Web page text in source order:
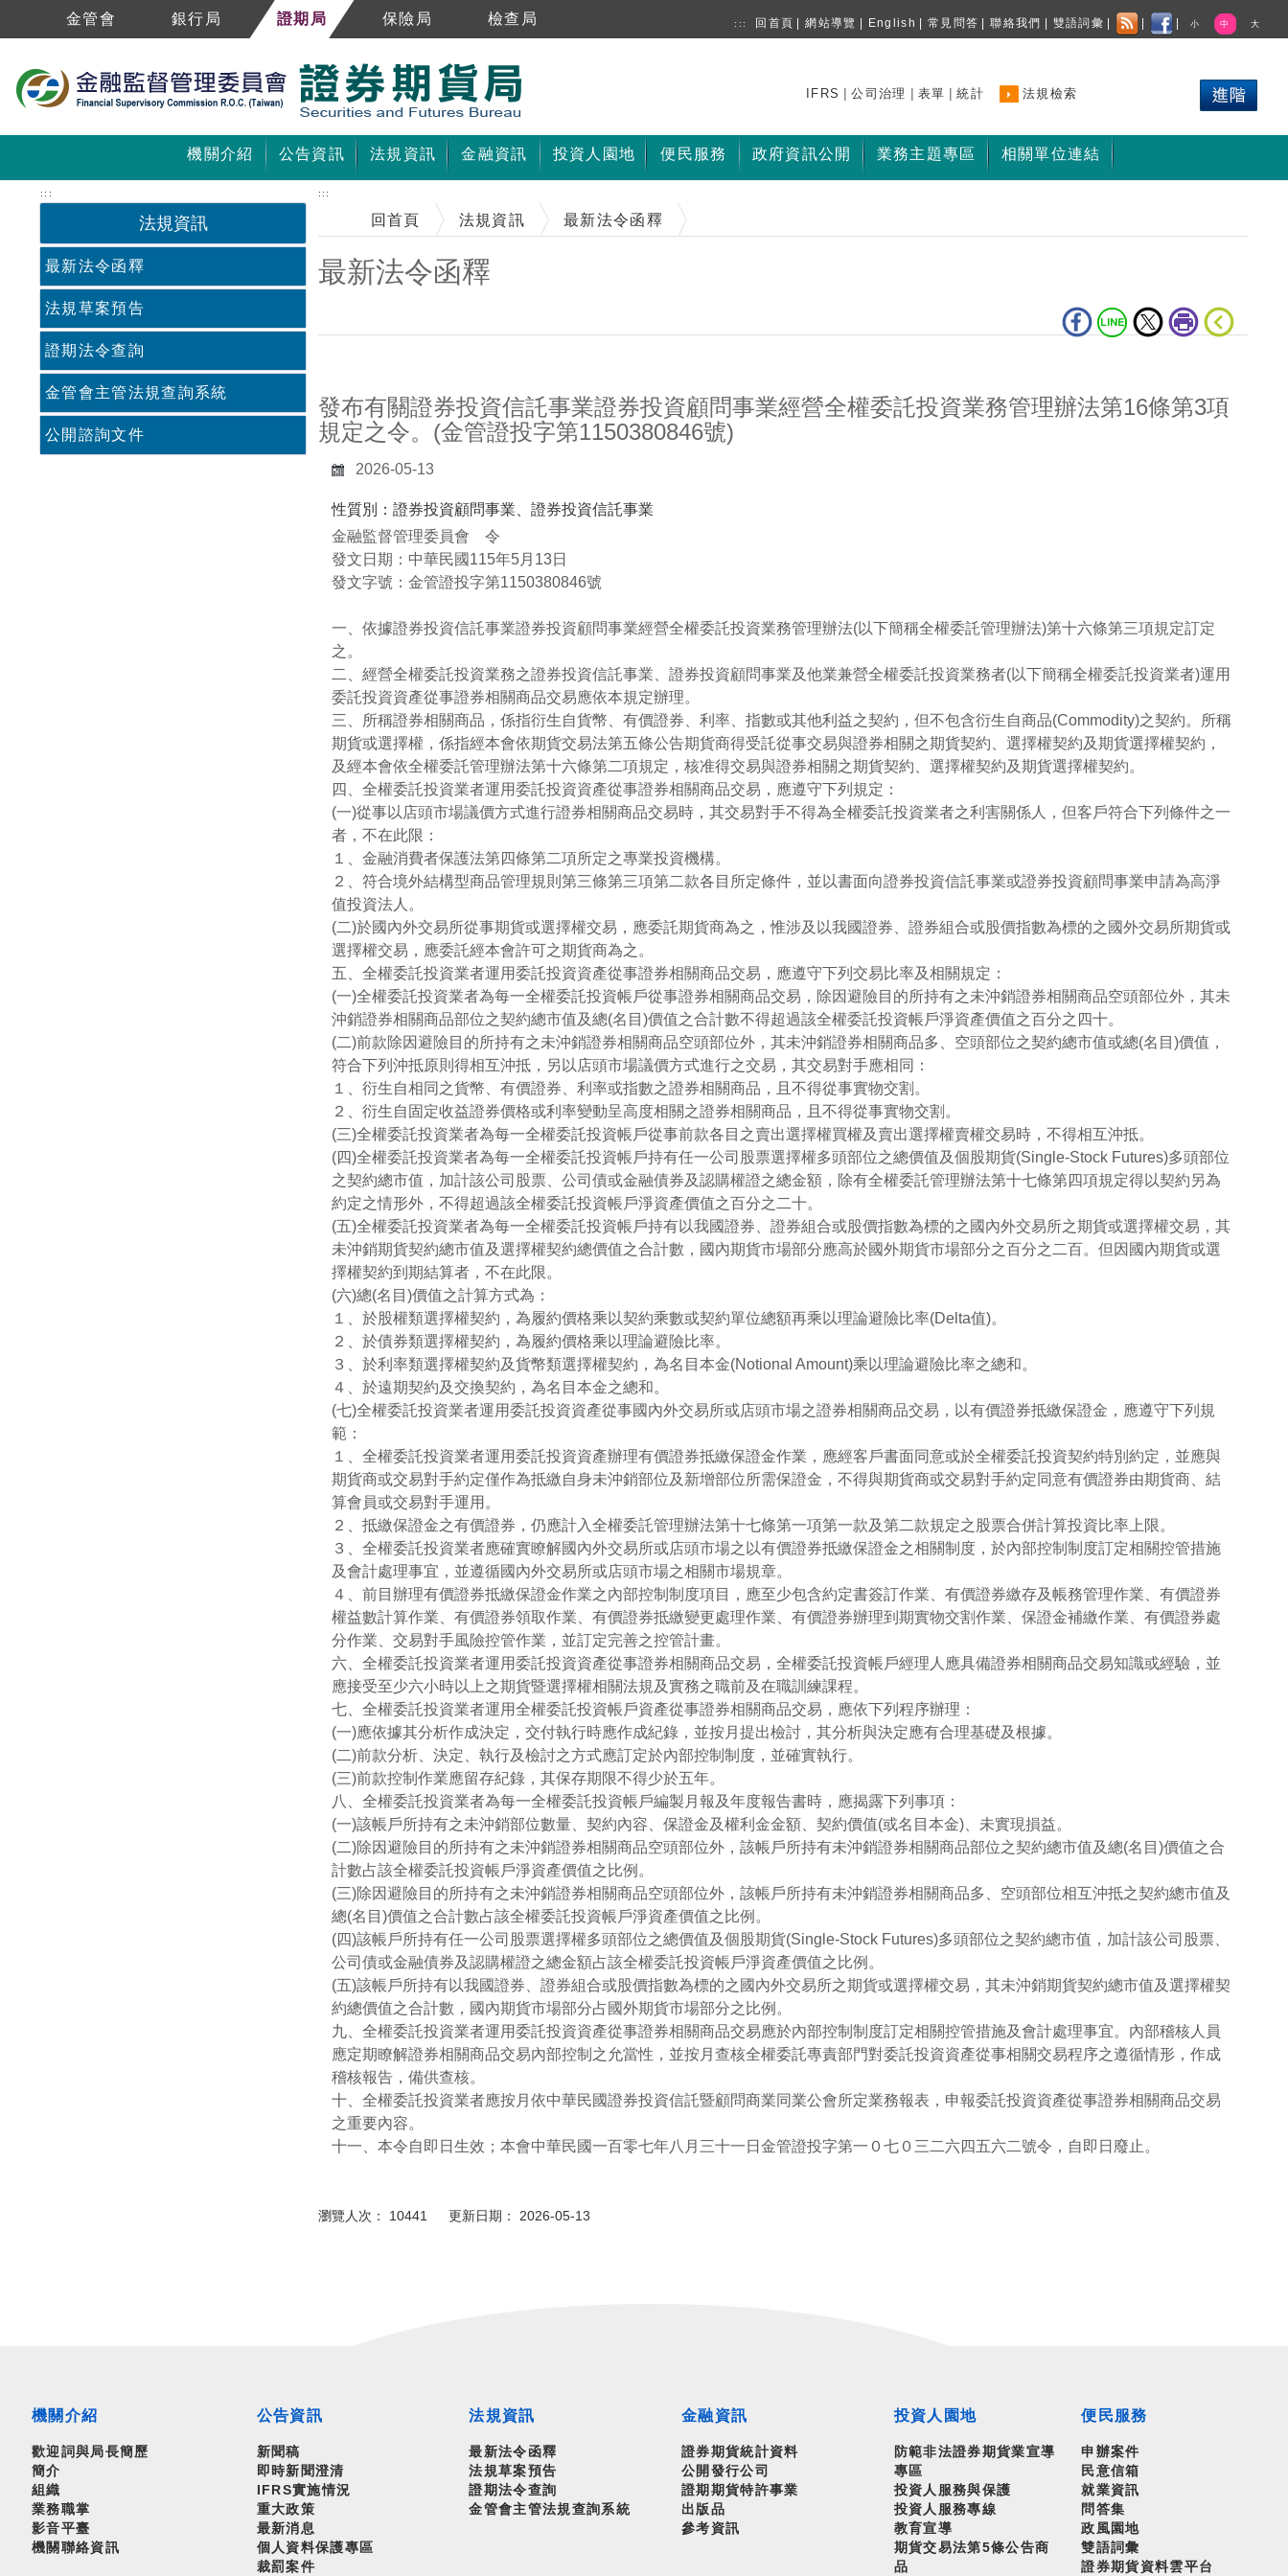
跳到主要內容區塊
金管會 銀行局 證期局 保險局 檢查局 ::: 回首頁 網站導覽 English 常見問答 聯絡我們 雙語詞彙 小 中 大
IFRS |公司治理 | 表單 |統計 法規檢索
機關介紹 公告資訊 法規資訊 金融資訊 投資人園地 便民服務 政府資訊公開 業務主題專區 相關單位連結
:::
法規資訊
最新法令函釋
法規草案預告
證期法令查詢
金管會主管法規查詢系統
公開諮詢文件
:::
回首頁 法規資訊 最新法令函釋
最新法令函釋
發布有關證券投資信託事業證券投資顧問事業經營全權委託投資業務管理辦法第16條第3項
規定之令。(金管證投字第1150380846號)
2026-05-13
性質別：證券投資顧問事業、證券投資信託事業
金融監督管理委員會 令
發文日期：中華民國115年5月13日
發文字號：金管證投字第1150380846號
一、依據證券投資信託事業證券投資顧問事業經營全權委託投資業務管理辦法(以下簡稱全權委託管理辦法)第十六條第三項規定訂定
之。
二、經營全權委託投資業務之證券投資信託事業、證券投資顧問事業及他業兼營全權委託投資業務者(以下簡稱全權委託投資業者)運用
委託投資資產從事證券相關商品交易應依本規定辦理。
三、所稱證券相關商品，係指衍生自貨幣、有價證券、利率、指數或其他利益之契約，但不包含衍生自商品(Commodity)之契約。所稱
期貨或選擇權，係指經本會依期貨交易法第五條公告期貨商得受託從事交易與證券相關之期貨契約、選擇權契約及期貨選擇權契約，
及經本會依全權委託管理辦法第十六條第二項規定，核准得交易與證券相關之期貨契約、選擇權契約及期貨選擇權契約。
四、全權委託投資業者運用委託投資資產從事證券相關商品交易，應遵守下列規定：
(一)從事以店頭市場議價方式進行證券相關商品交易時，其交易對手不得為全權委託投資業者之利害關係人，但客戶符合下列條件之一
者，不在此限：
１、金融消費者保護法第四條第二項所定之專業投資機構。
２、符合境外結構型商品管理規則第三條第三項第二款各目所定條件，並以書面向證券投資信託事業或證券投資顧問事業申請為高淨
值投資法人。
(二)於國內外交易所從事期貨或選擇權交易，應委託期貨商為之，惟涉及以我國證券、證券組合或股價指數為標的之國外交易所期貨或
選擇權交易，應委託經本會許可之期貨商為之。
五、全權委託投資業者運用委託投資資產從事證券相關商品交易，應遵守下列交易比率及相關規定：
(一)全權委託投資業者為每一全權委託投資帳戶從事證券相關商品交易，除因避險目的所持有之未沖銷證券相關商品空頭部位外，其未
沖銷證券相關商品部位之契約總市值及總(名目)價值之合計數不得超過該全權委託投資帳戶淨資產價值之百分之四十。
(二)前款除因避險目的所持有之未沖銷證券相關商品空頭部位外，其未沖銷證券相關商品多、空頭部位之契約總市值或總(名目)價值，
符合下列沖抵原則得相互沖抵，另以店頭市場議價方式進行之交易，其交易對手應相同：
１、衍生自相同之貨幣、有價證券、利率或指數之證券相關商品，且不得從事實物交割。
２、衍生自固定收益證券價格或利率變動呈高度相關之證券相關商品，且不得從事實物交割。
(三)全權委託投資業者為每一全權委託投資帳戶從事前款各目之賣出選擇權買權及賣出選擇權賣權交易時，不得相互沖抵。
(四)全權委託投資業者為每一全權委託投資帳戶持有任一公司股票選擇權多頭部位之總價值及個股期貨(Single-Stock Futures)多頭部位
之契約總市值，加計該公司股票、公司債或金融債券及認購權證之總金額，除有全權委託管理辦法第十七條第四項規定得以契約另為
約定之情形外，不得超過該全權委託投資帳戶淨資產價值之百分之二十。
(五)全權委託投資業者為每一全權委託投資帳戶持有以我國證券、證券組合或股價指數為標的之國內外交易所之期貨或選擇權交易，其
未沖銷期貨契約總市值及選擇權契約總價值之合計數，國內期貨市場部分應高於國外期貨市場部分之百分之二百。但因國內期貨或選
擇權契約到期結算者，不在此限。
(六)總(名目)價值之計算方式為：
１、於股權類選擇權契約，為履約價格乘以契約乘數或契約單位總額再乘以理論避險比率(Delta值)。
２、於債券類選擇權契約，為履約價格乘以理論避險比率。
３、於利率類選擇權契約及貨幣類選擇權契約，為名目本金(Notional Amount)乘以理論避險比率之總和。
４、於遠期契約及交換契約，為名目本金之總和。
(七)全權委託投資業者運用委託投資資產從事國內外交易所或店頭市場之證券相關商品交易，以有價證券抵繳保證金，應遵守下列規
範：
１、全權委託投資業者運用委託投資資產辦理有價證券抵繳保證金作業，應經客戶書面同意或於全權委託投資契約特別約定，並應與
期貨商或交易對手約定僅作為抵繳自身未沖銷部位及新增部位所需保證金，不得與期貨商或交易對手約定同意有價證券由期貨商、結
算會員或交易對手運用。
２、抵繳保證金之有價證券，仍應計入全權委託管理辦法第十七條第一項第一款及第二款規定之股票合併計算投資比率上限。
３、全權委託投資業者應確實瞭解國內外交易所或店頭市場之以有價證券抵繳保證金之相關制度，於內部控制制度訂定相關控管措施
及會計處理事宜，並遵循國內外交易所或店頭市場之相關市場規章。
４、前目辦理有價證券抵繳保證金作業之內部控制制度項目，應至少包含約定書簽訂作業、有價證券繳存及帳務管理作業、有價證券
權益數計算作業、有價證券領取作業、有價證券抵繳變更處理作業、有價證券辦理到期實物交割作業、保證金補繳作業、有價證券處
分作業、交易對手風險控管作業，並訂定完善之控管計畫。
六、全權委託投資業者運用委託投資資產從事證券相關商品交易，全權委託投資帳戶經理人應具備證券相關商品交易知識或經驗，並
應接受至少六小時以上之期貨暨選擇權相關法規及實務之職前及在職訓練課程。
七、全權委託投資業者運用全權委託投資帳戶資產從事證券相關商品交易，應依下列程序辦理：
(一)應依據其分析作成決定，交付執行時應作成紀錄，並按月提出檢討，其分析與決定應有合理基礎及根據。
(二)前款分析、決定、執行及檢討之方式應訂定於內部控制制度，並確實執行。
(三)前款控制作業應留存紀錄，其保存期限不得少於五年。
八、全權委託投資業者為每一全權委託投資帳戶編製月報及年度報告書時，應揭露下列事項：
(一)該帳戶所持有之未沖銷部位數量、契約內容、保證金及權利金金額、契約價值(或名目本金)、未實現損益。
(二)除因避險目的所持有之未沖銷證券相關商品空頭部位外，該帳戶所持有未沖銷證券相關商品部位之契約總市值及總(名目)價值之合
計數占該全權委託投資帳戶淨資產價值之比例。
(三)除因避險目的所持有之未沖銷證券相關商品空頭部位外，該帳戶所持有未沖銷證券相關商品多、空頭部位相互沖抵之契約總市值及
總(名目)價值之合計數占該全權委託投資帳戶淨資產價值之比例。
(四)該帳戶所持有任一公司股票選擇權多頭部位之總價值及個股期貨(Single-Stock Futures)多頭部位之契約總市值，加計該公司股票、
公司債或金融債券及認購權證之總金額占該全權委託投資帳戶淨資產價值之比例。
(五)該帳戶所持有以我國證券、證券組合或股價指數為標的之國內外交易所之期貨或選擇權交易，其未沖銷期貨契約總市值及選擇權契
約總價值之合計數，國內期貨市場部分占國外期貨市場部分之比例。
九、全權委託投資業者運用委託投資資產從事證券相關商品交易應於內部控制制度訂定相關控管措施及會計處理事宜。內部稽核人員
應定期瞭解證券相關商品交易內部控制之允當性，並按月查核全權委託專責部門對委託投資資產從事相關交易程序之遵循情形，作成
稽核報告，備供查核。
十、全權委託投資業者應按月依中華民國證券投資信託暨顧問商業同業公會所定業務報表，申報委託投資資產從事證券相關商品交易
之重要內容。
十一、本令自即日生效；本會中華民國一百零七年八月三十一日金管證投字第一０七０三二六四五六二號令，自即日廢止。
瀏覽人次： 10441 更新日期： 2026-05-13
機關介紹
歡迎詞與局長簡歷
簡介
組織
業務職掌
影音平臺
機關聯絡資訊
公告資訊
新聞稿
即時新聞澄清
IFRS實施情況
重大政策
最新消息
個人資料保護專區
裁罰案件
法規資訊
最新法令函釋
法規草案預告
證期法令查詢
金管會主管法規查詢系統
金融資訊
證券期貨統計資料
公開發行公司
證期期貨特許事業
出版品
參考資訊
投資人園地
防範非法證券期貨業宣導
專區
投資人服務與保護
投資人服務專線
教育宣導
期貨交易法第5條公告商
品
便民服務
申辦案件
民意信箱
就業資訊
問答集
政風園地
雙語詞彙
證券期貨資料雲平台